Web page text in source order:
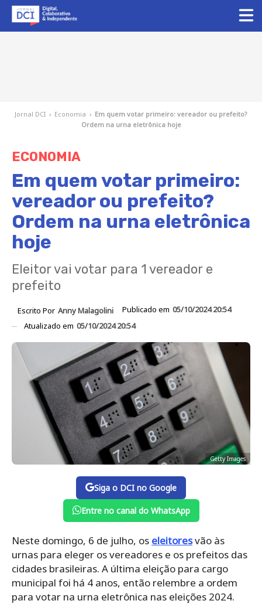
Jornal DCI › Economia › Em quem votar primeiro: vereador ou prefeito?
Ordem na urna eletrônica hoje
ECONOMIA
Em quem votar primeiro:
vereador ou prefeito?
Ordem na urna eletrônica
hoje
Eleitor vai votar para 1 vereador e
prefeito
Escrito Por Anny Malagolini Publicado em 05/10/2024 20:54
Atualizado em 05/10/2024 20:54
Getty Images
Siga o DCI no Google
Entre no canal do WhatsApp
Neste domingo, 6 de julho, os eleitoresvão às
urnas para eleger os vereadores e os prefeitos das
cidades brasileiras. A última eleição para cargo
municipal foi há 4 anos, então relembre a ordem
para votar na urna eletrônica nas eleições 2024.